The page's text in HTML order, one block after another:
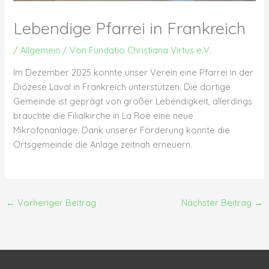
Lebendige Pfarrei in Frankreich
/Allgemein / Von Fundatio Christiana Virtus e.V.
Im Dezember 2025 konnte unser Verein eine Pfarrei in der
Diözese Laval in Frankreich unterstützen. Die dortige
Gemeinde ist geprägt von großer Lebendigkeit, allerdings
brauchte die Filialkirche in La Roë eine neue
Mikrofonanlage. Dank unserer Förderung konnte die
Ortsgemeinde die Anlage zeitnah erneuern.
← Vorheriger Beitrag Nächster Beitrag →